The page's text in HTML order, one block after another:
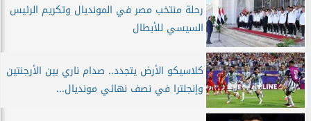
رحلة منتخب مصر في المونديال وتكريم الرئيس
السيسي للأبطال
كلاسيكو الأرض يتجدد.. صدام ناري بين الأرجنتين
وإنجلترا في نصف نهائي مونديال...